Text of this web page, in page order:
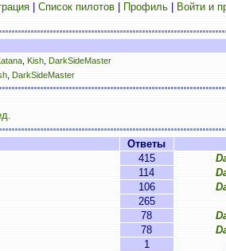
| Список пилотов| Профиль| Войти и
, Kish, DarkSideMaster
, DarkSideMaster
Ответы
415
114
106
265
78
78
1